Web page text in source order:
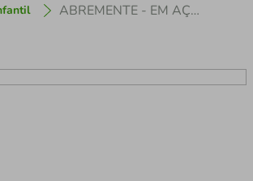
ABREMENTE - EM AÇÃO - 7/8 ANOS